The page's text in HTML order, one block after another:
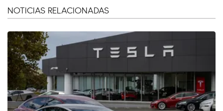
NOTICIAS RELACIONADAS